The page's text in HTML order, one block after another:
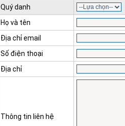
Quý danh
Họ và tên
Địa chỉ email
Số điện thoại
Địa chỉ
Thông tin liên hệ